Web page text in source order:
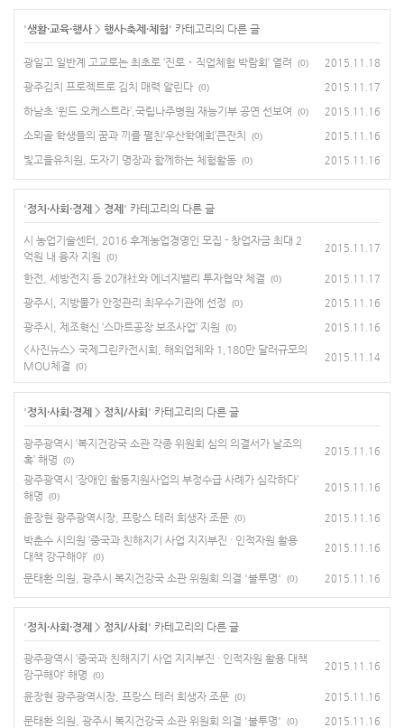
'생활·교육·행사> 행사·축제·체험' 카테고리의 다른 글
광일고 일반계 고교로는 최초로 ‘진로・직업체험 박람회’ 열려 (0) 2015.11.18
광주김치 프로젝트로 김치 매력 알린다 (0) 2015.11.17
하남초 ‘윈드 오케스트라’,국립나주병원 재능기부 공연 선보여 (0) 2015.11.16
소뫼골 학생들의 꿈과 끼를 펼친‘우산학예회’큰잔치 (0) 2015.11.16
빛고을유치원, 도자기 명장과 함께하는 체험활동 (0) 2015.11.16
'정치·사회·경제 > 경제' 카테고리의 다른 글
시 농업기술센터, 2016 후계농업경영인 모집 - 창업자금 최대 2
억원 내 융자 지원
(0)
2015.11.17
한전, 세방전지 등 20개社와 에너지밸리 투자협약 체결 (0) 2015.11.17
광주시, 지방물가 안정관리 최우수기관에 선정 (0) 2015.11.16
광주시, 제조혁신 ‘스마트공장 보조사업’ 지원 (0) 2015.11.16
<사진뉴스> 국제그린카전시회, 해외업체와 1,180만 달러규모의
MOU체결
(0)
2015.11.14
'정치·사회·경제 > 정치/사회' 카테고리의 다른 글
광주광역시 ‘복지건강국 소관 각종 위원회 심의 의결서가 날조의
혹’ 해명
(0)
2015.11.16
광주광역시 ‘장애인 활동지원사업의 부정수급 사례가 심각하다’
해명
(0)
2015.11.16
윤장현 광주광역시장, 프랑스 테러 희생자 조문 (0) 2015.11.16
박춘수 시의원 ‘중국과 친해지기 사업 지지부진 · 인적자원 활용
대책 강구해야’ (0)
2015.11.16
문태환 의원, 광주시 복지건강국 소관 위원회 의결 '불투명' (0) 2015.11.16
'정치·사회·경제 > 정치/사회' 카테고리의 다른 글
광주광역시 ‘중국과 친해지기 사업 지지부진 · 인적자원 활용 대책
강구해야’ 해명
(0)
2015.11.16
윤장현 광주광역시장, 프랑스 테러 희생자 조문 (0) 2015.11.16
문태환 의원, 광주시 복지건강국 소관 위원회 의결 '불투명' (0) 2015.11.16